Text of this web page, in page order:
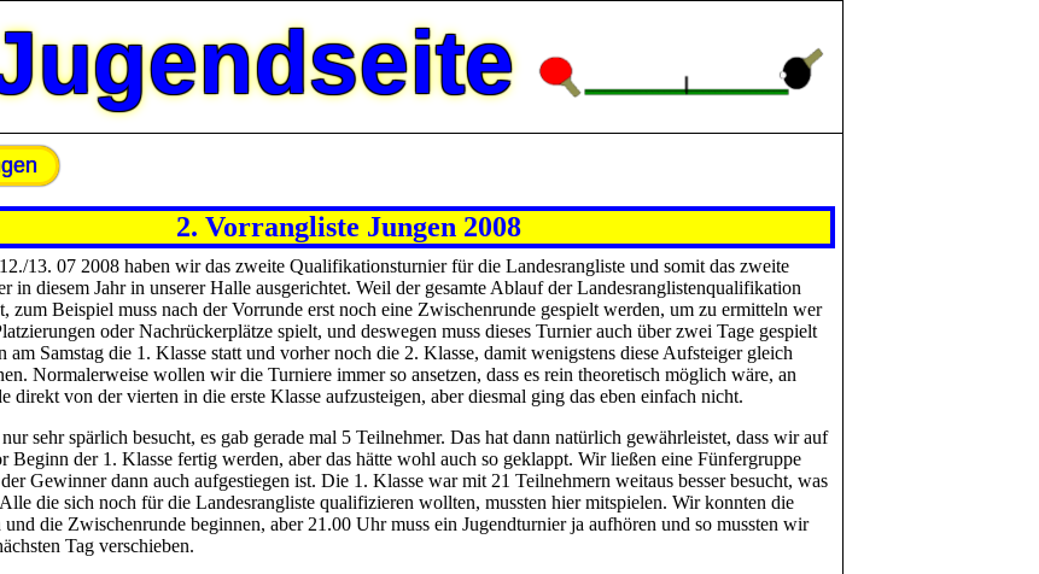
2. Vorrangliste Jungen 2008
13. 07 2008 haben wir das zweite Qualifikationsturnier für die Landesrangliste und somit das zweite
in diesem Jahr in unserer Halle ausgerichtet. Weil der gesamte Ablauf der Landesranglistenqualifikation
zum Beispiel muss nach der Vorrunde erst noch eine Zwischenrunde gespielt werden, um zu ermitteln wer
oder Nachrückerplätze spielt, und deswegen muss dieses Turnier auch über zwei Tage gespielt
am Samstag die 1. Klasse statt und vorher noch die 2. Klasse, damit wenigstens diese Aufsteiger gleich
Normalerweise wollen wir die Turniere immer so ansetzen, dass es rein theoretisch möglich wäre, an
direkt von der vierten in die erste Klasse aufzusteigen, aber diesmal ging das eben einfach nicht.
sehr spärlich besucht, es gab gerade mal 5 Teilnehmer. Das hat dann natürlich gewährleistet, dass wir auf
Beginn der 1. Klasse fertig werden, aber das hätte wohl auch so geklappt. Wir ließen eine Fünfergruppe
Gewinner dann auch aufgestiegen ist. Die 1. Klasse war mit 21 Teilnehmern weitaus besser besucht, was
die sich noch für die Landesrangliste qualifizieren wollten, mussten hier mitspielen. Wir konnten die
und die Zwischenrunde beginnen, aber 21.00 Uhr muss ein Jugendturnier ja aufhören und so mussten wir
Tag verschieben.